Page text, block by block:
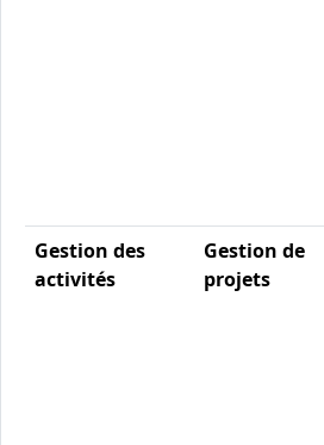
Gestion des
activités
Gestion de
projets